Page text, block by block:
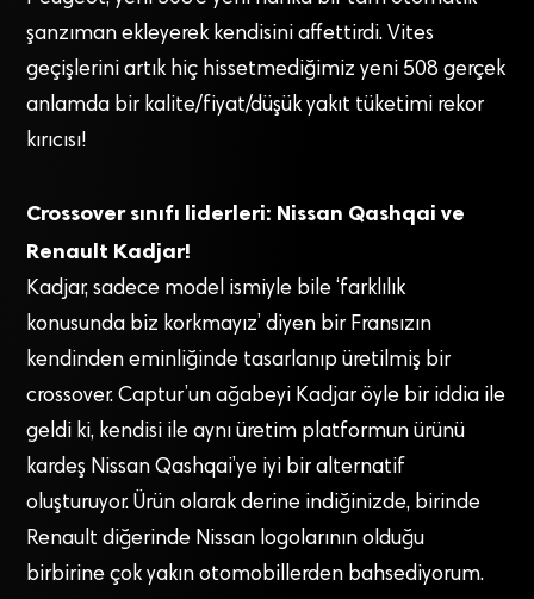
şanzıman ekleyerek kendisini affettirdi. Vites
geçişlerini artık hiç hissetmediğimiz yeni 508 gerçek
anlamda bir kalite/fiyat/düşük yakıt tüketimi rekor
kırıcısı!
Crossover sınıfı liderleri: Nissan Qashqai ve
Renault Kadjar!
Kadjar, sadece model ismiyle bile ‘farklılık
konusunda biz korkmayız’ diyen bir Fransızın
kendinden eminliğinde tasarlanıp üretilmiş bir
crossover. Captur’un ağabeyi Kadjar öyle bir iddia ile
geldi ki, kendisi ile aynı üretim platformun ürünü
kardeş Nissan Qashqai’ye iyi bir alternatif
oluşturuyor. Ürün olarak derine indiğinizde, birinde
Renault diğerinde Nissan logolarının olduğu
birbirine çok yakın otomobillerden bahsediyorum.